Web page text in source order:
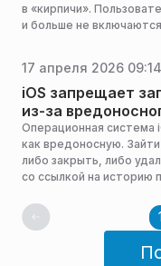
в «кирпичи».
и больше не
17 апреля 2026 09:14
iOS запрещает
из-за
Операционная система
как вредоносную.
либо закрыть, либо
со ссылкой на историю
1